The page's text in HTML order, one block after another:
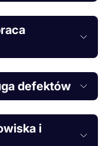
defektów
i